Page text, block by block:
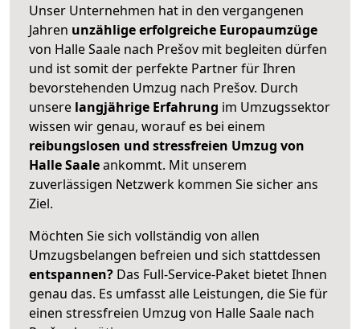
Unser Unternehmen hat in den vergangenen
Jahren unzählige erfolgreiche Europaumzüge
von Halle Saale nach Prešov mit begleiten dürfen
und ist somit der perfekte Partner für Ihren
bevorstehenden Umzug nach Prešov. Durch
unsere langjährige Erfahrung im Umzugssektor
wissen wir genau, worauf es bei einem
reibungslosen und stressfreien Umzug von
Halle Saaleankommt. Mit unserem
zuverlässigen Netzwerk kommen Sie sicher ans
Ziel.
Möchten Sie sich vollständig von allen
Umzugsbelangen befreien und sich stattdessen
entspannen? Das Full-Service-Paket bietet Ihnen
genau das. Es umfasst alle Leistungen, die Sie für
einen stressfreien Umzug von Halle Saale nach